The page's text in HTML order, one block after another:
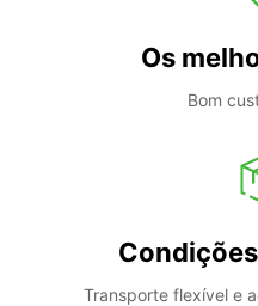
Os
Bom
Transporte flexível e